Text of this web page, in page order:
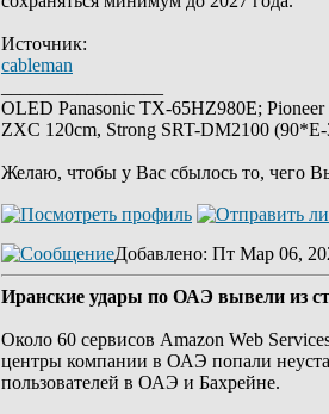
Источник:
cableman
OLED Panasonic TX-65HZ980E;
ZXC 120cm, Strong SRT-DM2100
Желаю, чтобы у Вас сбылось то, чего
Добавлено: Пт Мар 06,
Иранские удары по ОАЭ вывели из
Около 60 сервисов Amazon Web
центры компании в ОАЭ попали
пользователей в ОАЭ и Бахрейне.